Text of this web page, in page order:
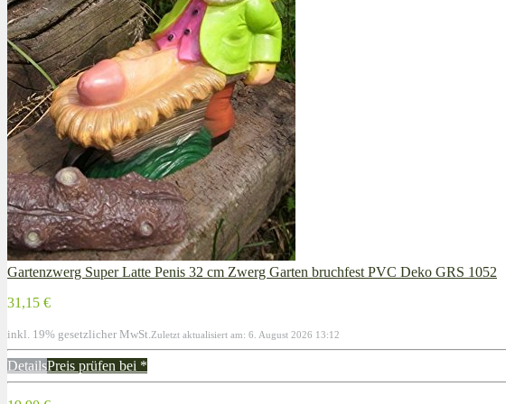
Gartenzwerg Super Latte Penis 32 cm Zwerg Garten bruchfest PVC Deko GRS 1052
31,15 €
inkl. 19% gesetzlicher MwSt. Zuletzt aktualisiert am: 6. August 2026 13:12
DetailsPreis prüfen bei *